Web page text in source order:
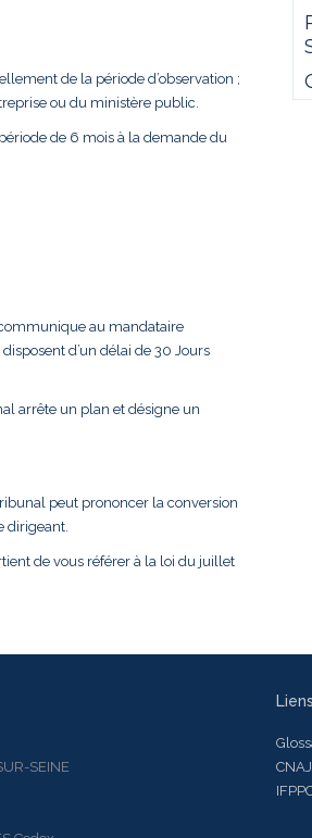
de la période d’observation ;
ou du ministère public.
de 6 mois à la demande du
au mandataire
d’un délai de 30 Jours
arrête un plan et désigne un
peut prononcer la conversion
dirigeant.
de vous référer à la loi du juillet
SEINE